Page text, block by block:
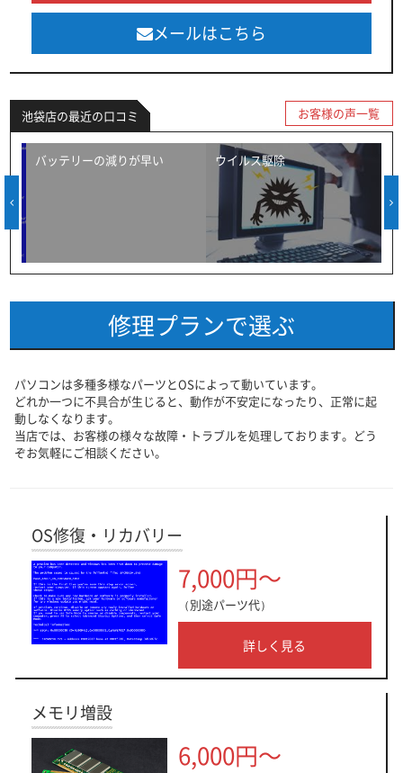
メールはこちら
池袋店の最近の口コミ お客様の声一覧
バッテリーの減りが早い ウイルス駆除
修理プランで選ぶ
パソコンは多種多様なパーツとOSによって動いています。
どれか一つに不具合が生じると、動作が不安定になったり、正常に起
動しなくなります。
当店では、お客様の様々な故障・トラブルを処理しております。どう
ぞお気軽にご相談ください。
OS修復・リカバリー
7,000円～
（別途パーツ代）
詳しく見る
メモリ増設
6,000円～